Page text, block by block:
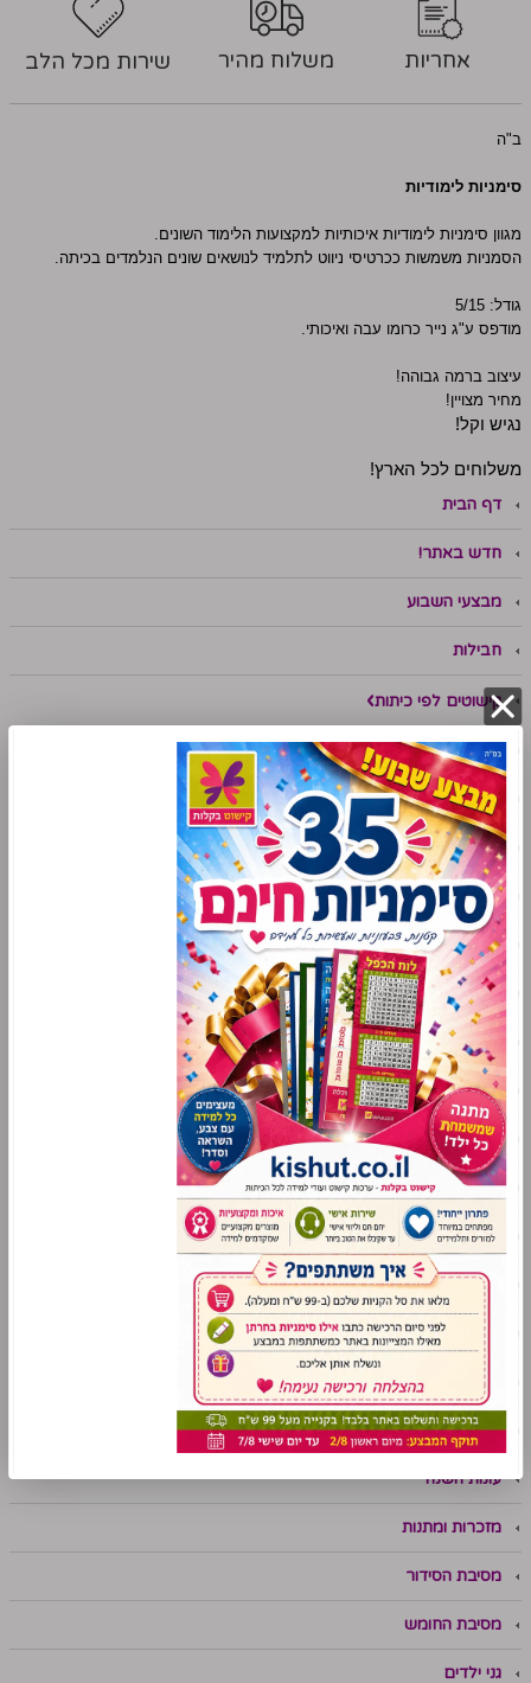
אחריות משלוח מהיר שירות מכל הלב
ב"ה
סימניות לימודיות
מגוון סימניות לימודיות איכותיות למקצועות הלימוד השונים.
הסמניות משמשות ככרטיסי ניווט לתלמיד לנושאים שונים הנלמדים בכיתה.
גודל: 5/15
מודפס ע"ג נייר כרומו עבה ואיכותי.
עיצוב ברמה גבוהה!
מחיר מצויין!
נגיש וקל!
משלוחים לכל הארץ!
דף הבית
חדש באתר!
מבצעי השבוע
חבילות
קישוטים לפי כיתות
עזרים ללמידה ביתית
עד 2 ש"ח
פלקט ניווט
ערכות תוכן
תנ"ך
מתמטיקה
שפה
אנגלית
עזרי למידה לתלמידי שילוב
סימניות לימודיות
מניפות לימודיות
משחקי למידה
סדרת "משחק לחג"
סדרת "מושג לחג"
פתגמים ואימרות
עונות השנה
מזכרות ומתנות
מסיבת הסידור
מסיבת החומש
גני ילדים